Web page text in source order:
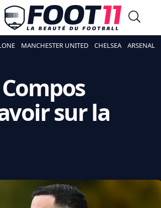
MANCHESTER UNITED CHELSEA ARSENAL
sur la